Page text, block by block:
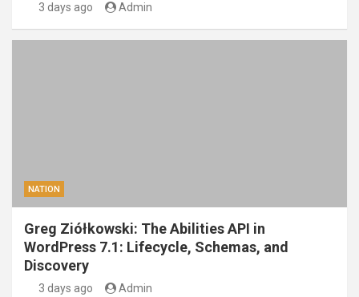
3 days ago Admin
NATION
Greg Ziółkowski: The Abilities API in
WordPress 7.1: Lifecycle, Schemas, and
Discovery
3 days ago Admin